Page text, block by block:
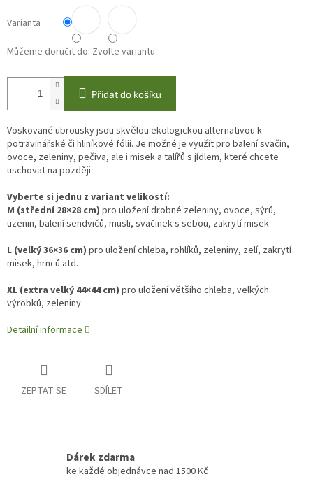
Varianta
Můžeme doručit do: Zvolte variantu
Přidat do košíku
Voskované ubrousky jsou skvělou ekologickou alternativou k
potravinářské či hliníkové fólii. Je možné je využít pro balení svačin,
ovoce, zeleniny, pečiva, ale i misek a talířů s jídlem, které chcete
uschovat na později.
Vyberte si jednu z variant velikostí:
M (střední 28×28 cm) pro uložení drobné zeleniny, ovoce, sýrů,
uzenin, balení sendvičů, müsli, svačinek s sebou, zakrytí misek
L (velký 36×36 cm) pro uložení chleba, rohlíků, zeleniny, zelí, zakrytí
misek, hrnců atd.
XL (extra velký 44×44 cm) pro uložení většího chleba, velkých
výrobků, zeleniny
Detailní informace
ZEPTAT SE SDÍLET
Dárek zdarma
ke každé objednávce nad 1500 Kč